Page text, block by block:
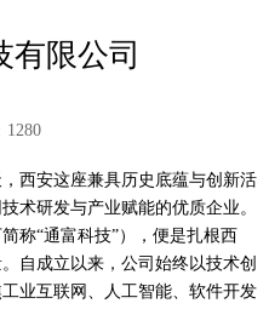
有限公司
1280
西安这座兼具历史底蕴与创新活
术研发与产业赋能的优质企业。
称“通富科技”），便是扎根西
自成立以来，公司始终以技术创
业互联网、人工智能、软件开发